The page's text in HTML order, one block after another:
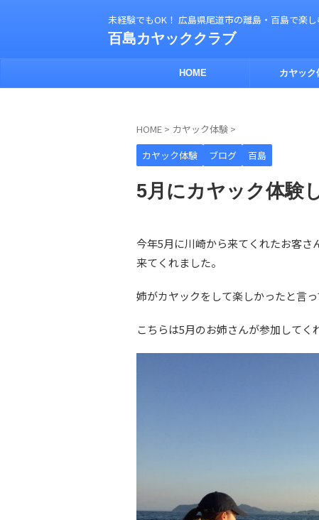
未経験でもOK！ 広島県尾道市の離島・百島で楽
百島カヤッククラブ
HOME カヤック
HOME > カヤック体験 >
カヤック体験
ブログ 百島
5月にカヤック体験
今年5月に川崎から来てくれたお客
来てくれました。
姉がカヤックをして楽しかったと言
こちらは5月のお姉さんが参加してく